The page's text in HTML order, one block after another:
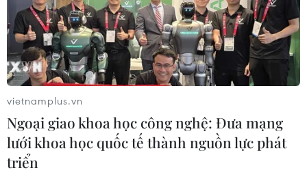
vietnamplus.vn
Ngoại giao khoa học công nghệ: Đưa mạng
lưới khoa học quốc tế thành nguồn lực phát
triển